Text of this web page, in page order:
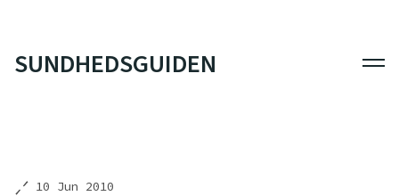
SUNDHEDSGUIDEN
10 Jun 2010